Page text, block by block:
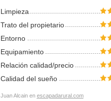
Limpieza
Trato del propietario
Entorno
Equipamiento
Relación calidad/precio
Calidad del sueño
Juan Alcain en escapadarural.com